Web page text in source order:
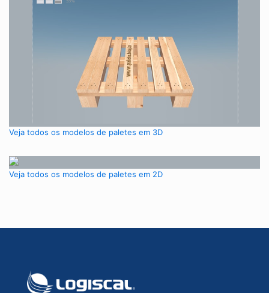
Veja todos os modelos de paletes em 3D
Veja todos os modelos de paletes em 2D